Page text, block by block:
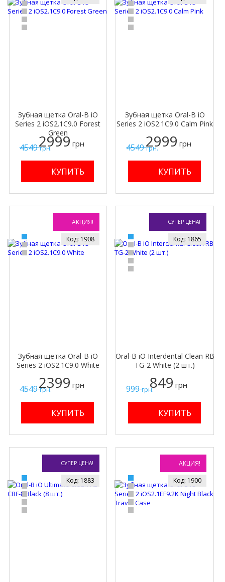
4549грн.
Зубная щетка Oral-B iO
Series 2 iOS2.1C9.0 Forest
Green
2999 грн 4549грн.
Зубная щетка Oral-B iO
Series 2 iOS2.1C9.0 Calm Pink
2999 грн
АКЦИЯ!
4549грн.
Зубная щетка Oral-B iO
Series 2 iOS2.1C9.0 White
Код: 1908
2399 грн
СУПЕР ЦЕНА!
999грн.
Oral-B iO Interdental Clean RB
TG-2 White (2 шт.)
Код: 1865
849 грн
СУПЕР ЦЕНА!
Код: 1883
АКЦИЯ!
Код: 1900